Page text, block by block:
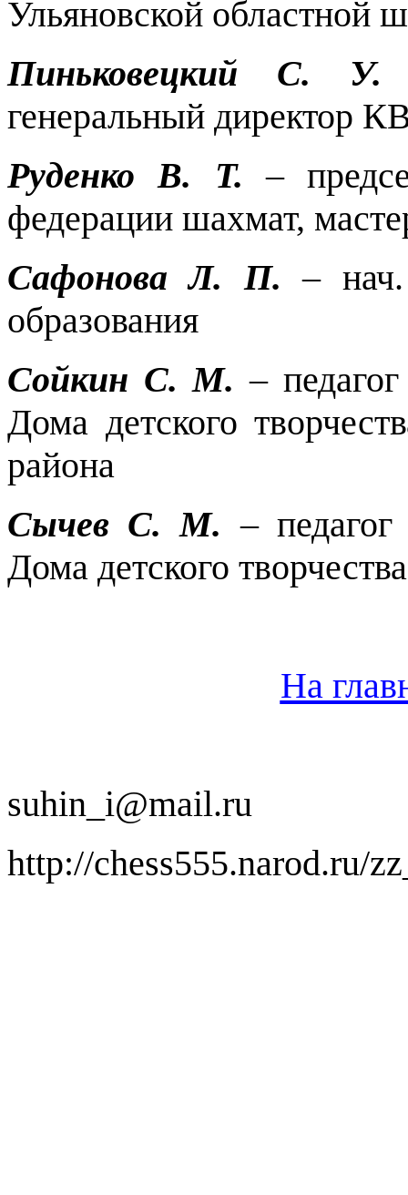
Ульяновской областной
Пиньковецкий С.
генеральный директор
Руденко В. Т. –
федерации шахмат,
Сафонова Л. П. – нач.
образования
Сойкин С. М.–
Дома детского
района
Сычев С. М. – педагог
Дома детского
На
suhin_i@mail.ru
http://chess555.narod.ru/